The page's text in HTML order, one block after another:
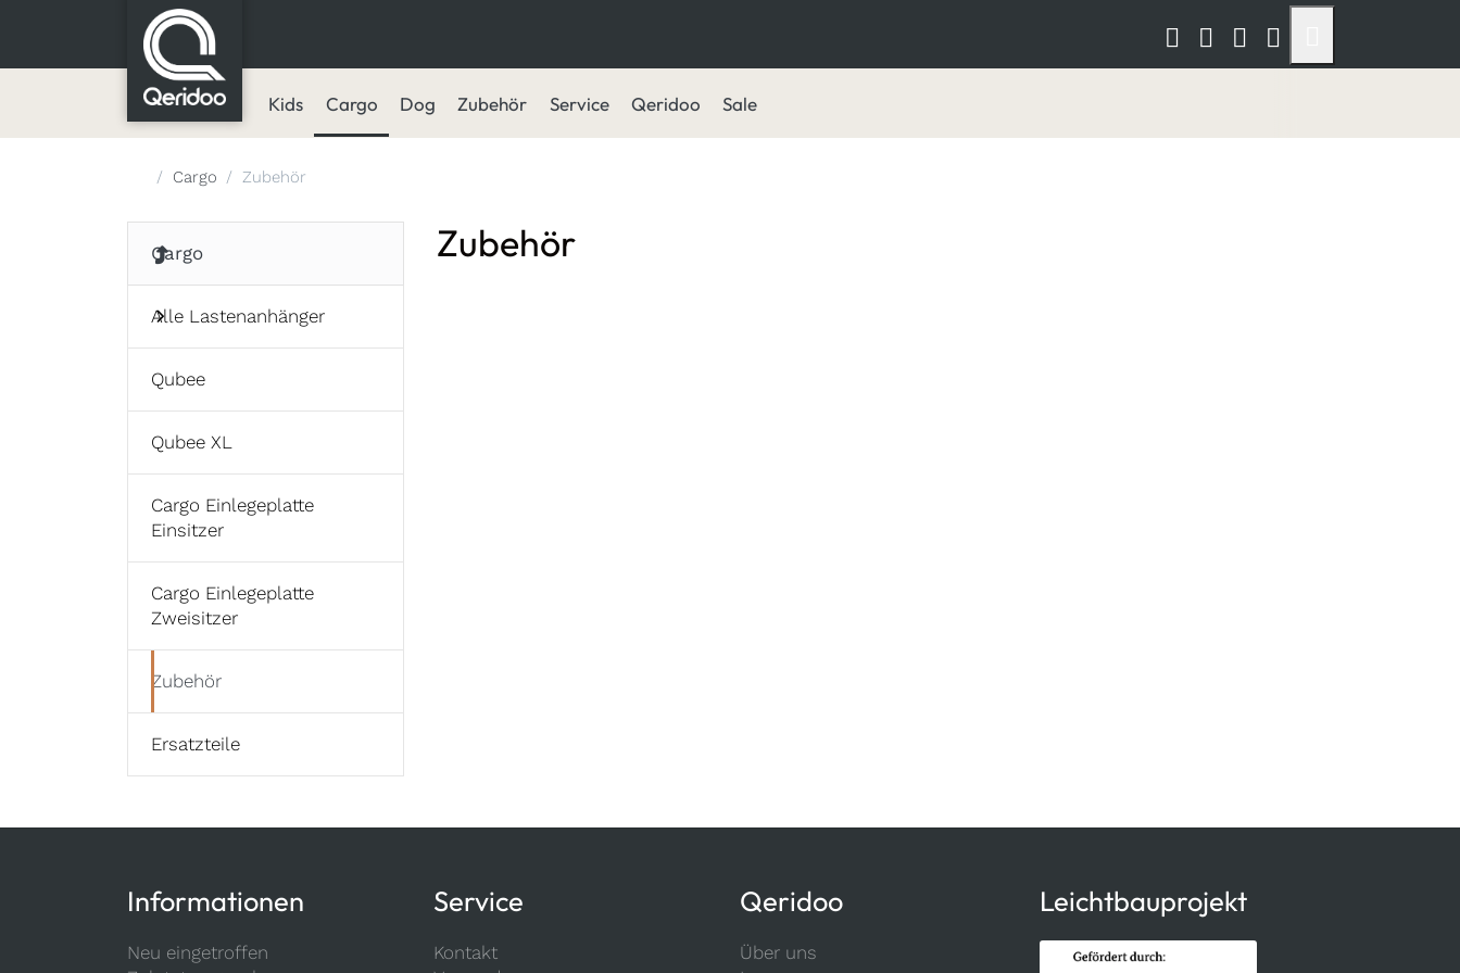
Kids Cargo Dog Zubehör Service Qeridoo Sale
Startseite
Cargo Zubehör
Cargo
Alle Lastenanhänger
Qubee
Qubee XL
Cargo Einlegeplatte
Einsitzer
Cargo Einlegeplatte
Zweisitzer
Zubehör
Ersatzteile
Zubehör
Informationen
Neu eingetroffen
Service
Kontakt
Qeridoo
Über uns
Leichtbauprojekt